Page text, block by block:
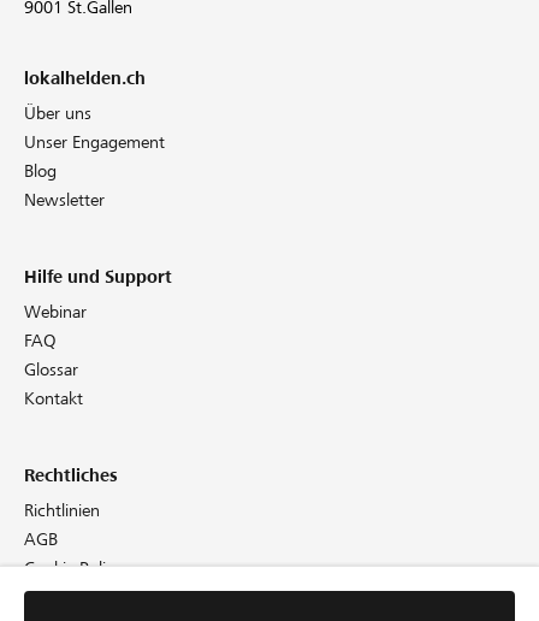
9001 St.Gallen
lokalhelden.ch
Über uns
Unser Engagement
Blog
Newsletter
Hilfe und Support
Webinar
FAQ
Glossar
Kontakt
Rechtliches
Richtlinien
AGB
Cookie Policy
Datenschutz